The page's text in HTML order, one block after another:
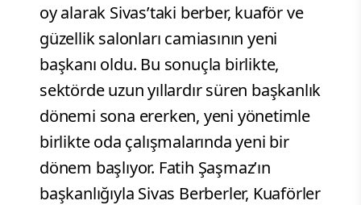
oy alarak Sivas’taki berber, kuaför ve
güzellik salonları camiasının yeni
başkanı oldu. Bu sonuçla birlikte,
sektörde uzun yıllardır süren başkanlık
dönemi sona ererken, yeni yönetimle
birlikte oda çalışmalarında yeni bir
dönem başlıyor. Fatih Şaşmaz’ın
başkanlığıyla Sivas Berberler, Kuaförler